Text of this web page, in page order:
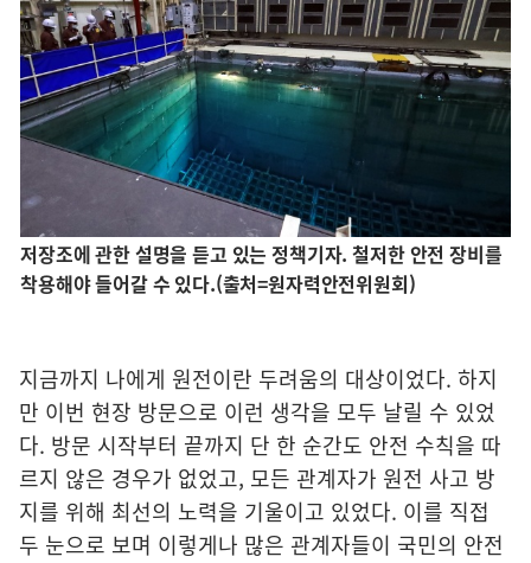
저장조에 관한 설명을 듣고 있는 정책기자. 철저한 안전 장비를
착용해야 들어갈 수 있다.(출처=원자력안전위원회)
지금까지 나에게 원전이란 두려움의 대상이었다. 하지
만 이번 현장 방문으로 이런 생각을 모두 날릴 수 있었
다. 방문 시작부터 끝까지 단 한 순간도 안전 수칙을 따
르지 않은 경우가 없었고, 모든 관계자가 원전 사고 방
지를 위해 최선의 노력을 기울이고 있었다. 이를 직접
두 눈으로 보며 이렇게나 많은 관계자들이 국민의 안전